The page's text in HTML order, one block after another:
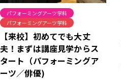
パフォーミングアーツ学科
パフォーミングアーツ学科
【来校】初めてでも大丈
夫！まずは講座見学からス
タート（パフォーミングア
ーツ／俳優)